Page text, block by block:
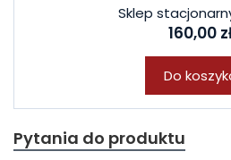
Sklep
160,00
Do
Pytania do produktu